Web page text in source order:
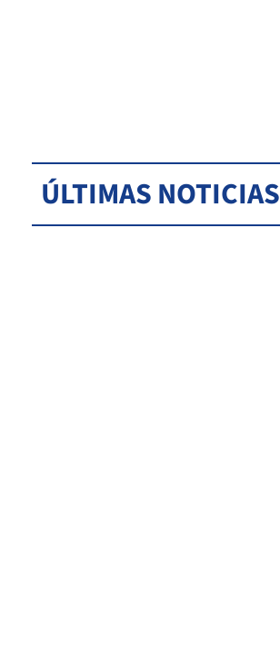
ÚLTIMAS NOTICIAS